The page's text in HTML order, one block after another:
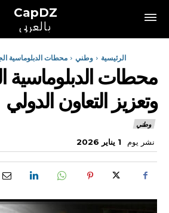
CapDZ
بالعربي
الرئيسية وطني محطات الدبلوماسية
محطات الدبلوماسية
وتعزيز التعاون الدولي
وطني
نشر يوم 1 يناير 2026